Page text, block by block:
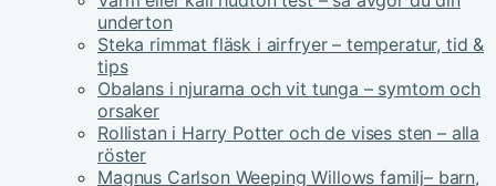
underton
Steka rimmat fläsk i airfryer – temperatur, tid &
tips
Obalans i njurarna och vit tunga – symtom och
orsaker
Rollistan i Harry Potter och de vises sten – alla
röster
Magnus Carlson Weeping Willows familj– barn,